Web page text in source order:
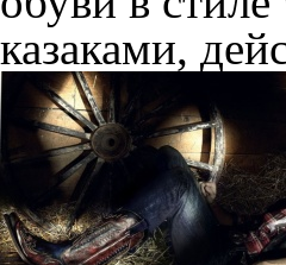
казаками,